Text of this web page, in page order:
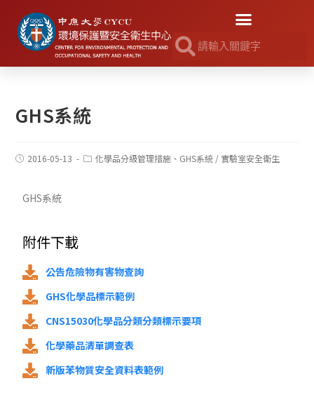
GHS系統
2016-05-13 化學品分級管理措施、GHS系統 / 實驗室安全衛生
GHS系統
附件下載
公告危險物有害物查詢
GHS化學品標示範例
CNS15030化學品分類分類標示要項
化學藥品清單調查表
新版苯物質安全資料表範例